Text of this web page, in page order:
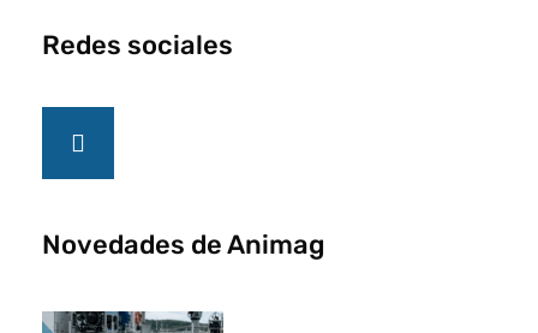
Redes sociales
Novedades de Animag